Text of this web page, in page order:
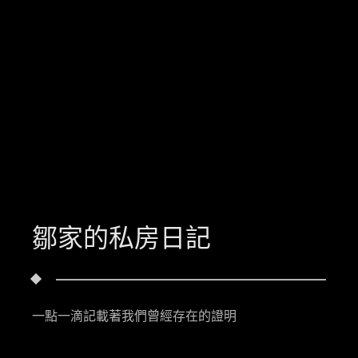
鄒家的私房日記
一點一滴記載著我們曾經存在的證明